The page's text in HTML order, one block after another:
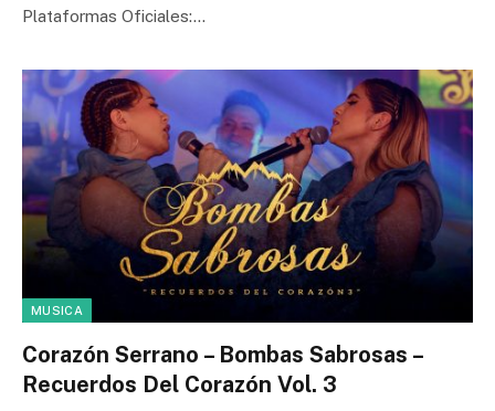
Plataformas Oficiales:…
MUSICA
Corazón Serrano – Bombas Sabrosas –
Recuerdos Del Corazón Vol. 3